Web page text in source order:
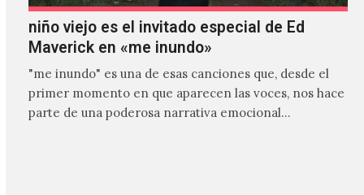
niño viejo es el invitado especial de Ed
Maverick en «me inundo»
"me inundo" es una de esas canciones que, desde el
primer momento en que aparecen las voces, nos hace
parte de una poderosa narrativa emocional…